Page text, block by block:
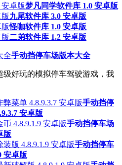
梦凡同学软件库 1.0 安卓版
九尾软件库 3.0 安卓版
怪咖软件库 1.0 安卓版
二弟软件库 1.2 安卓版
手动挡停车场版本大全
级好玩的模拟停车驾驶游戏，我
手动挡停
安卓版
手动挡停车场
版
手动挡停车
安卓版